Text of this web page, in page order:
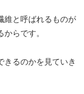
維と呼ばれるものが
らです。
きるのかを見ていき